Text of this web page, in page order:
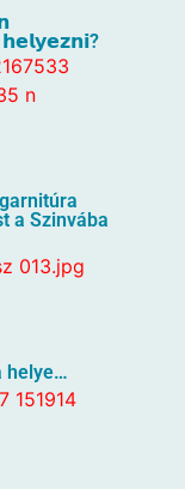
a Szinvába
helye…